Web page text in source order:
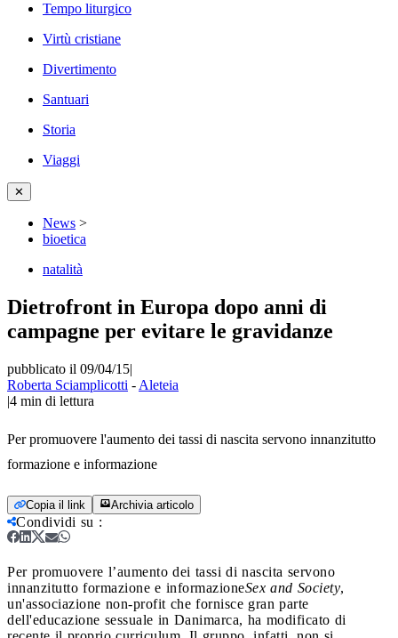
Tempo liturgico
Virtù cristiane
Divertimento
Santuari
Storia
Viaggi
✕
News >
bioetica
natalità
Dietrofront in Europa dopo anni di
campagne per evitare le gravidanze
pubblicato il 09/04/15|
Roberta Sciamplicotti - Aleteia
|4 min di lettura
Per promuovere l'aumento dei tassi di nascita servono innanzitutto
formazione e informazione
Copia il link Archivia articolo
Condividi su :
Per promuovere l’aumento dei tassi di nascita servono
innanzitutto formazione e informazioneSex and Society,
un'associazione non-profit che fornisce gran parte
dell'educazione sessuale in Danimarca, ha modificato di